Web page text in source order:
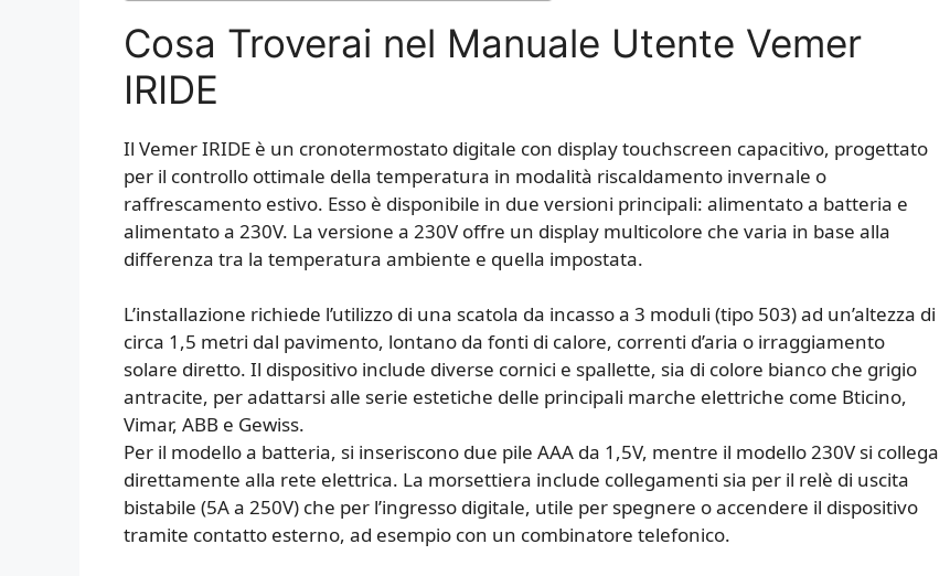
Cosa Troverai nel Manuale Utente Vemer
IRIDE
Il Vemer IRIDE è un cronotermostato digitale con display touchscreen capacitivo, progettato
per il controllo ottimale della temperatura in modalità riscaldamento invernale o
raffrescamento estivo. Esso è disponibile in due versioni principali: alimentato a batteria e
alimentato a 230V. La versione a 230V offre un display multicolore che varia in base alla
differenza tra la temperatura ambiente e quella impostata.
L’installazione richiede l’utilizzo di una scatola da incasso a 3 moduli (tipo 503) ad un’altezza di
circa 1,5 metri dal pavimento, lontano da fonti di calore, correnti d’aria o irraggiamento
solare diretto. Il dispositivo include diverse cornici e spallette, sia di colore bianco che grigio
antracite, per adattarsi alle serie estetiche delle principali marche elettriche come Bticino,
Vimar, ABB e Gewiss.
Per il modello a batteria, si inseriscono due pile AAA da 1,5V, mentre il modello 230V si collega
direttamente alla rete elettrica. La morsettiera include collegamenti sia per il relè di uscita
bistabile (5A a 250V) che per l’ingresso digitale, utile per spegnere o accendere il dispositivo
tramite contatto esterno, ad esempio con un combinatore telefonico.